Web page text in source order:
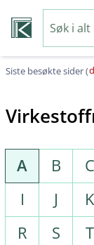
Siste besøkte sider (
A B C
I
J K
R
S T